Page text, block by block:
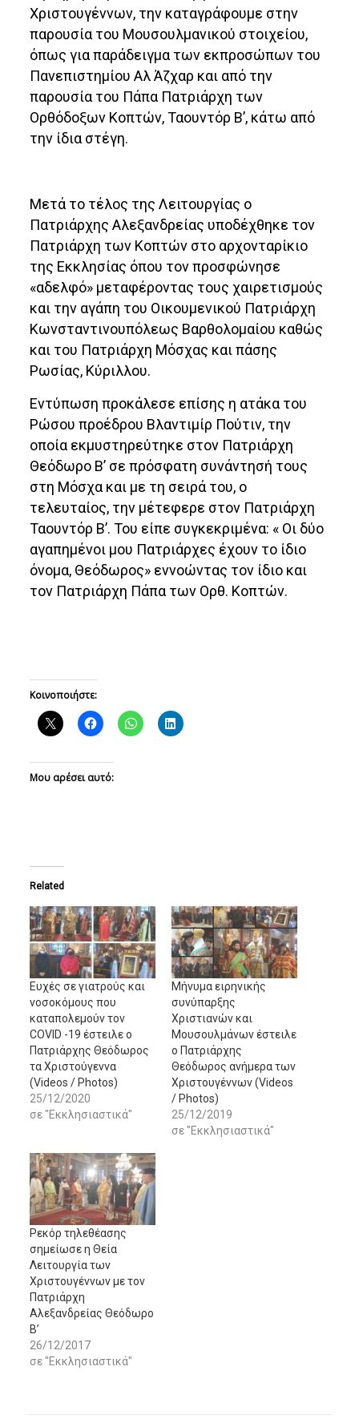
Χριστουγέννων, την καταγράφουμε στην
παρουσία του Μουσουλμανικού στοιχείου,
όπως για παράδειγμα των εκπροσώπων του
Πανεπιστημίου Αλ Άζχαρ και από την
παρουσία του Πάπα Πατριάρχη των
Ορθόδοξων Κοπτών, Ταουντόρ Β’, κάτω από
την ίδια στέγη.
Μετά το τέλος της Λειτουργίας ο
Πατριάρχης Αλεξανδρείας υποδέχθηκε τον
Πατριάρχη των Κοπτών στο αρχονταρίκιο
της Εκκλησίας όπου τον προσφώνησε
«αδελφό» μεταφέροντας τους χαιρετισμούς
και την αγάπη του Οικουμενικού Πατριάρχη
Κωνσταντινουπόλεως Βαρθολομαίου καθώς
και του Πατριάρχη Μόσχας και πάσης
Ρωσίας, Κύριλλου.
Εντύπωση προκάλεσε επίσης η ατάκα του
Ρώσου προέδρου Βλαντιμίρ Πούτιν, την
οποία εκμυστηρεύτηκε στον Πατριάρχη
Θεόδωρο Β’ σε πρόσφατη συνάντησή τους
στη Μόσχα και με τη σειρά του, ο
τελευταίος, την μέτεφερε στον Πατριάρχη
Ταουντόρ Β’. Του είπε συγκεκριμένα: « Οι δύο
αγαπημένοι μου Πατριάρχες έχουν το ίδιο
όνομα, Θεόδωρος» εννοώντας τον ίδιο και
τον Πατριάρχη Πάπα των Ορθ. Κοπτών.
Κοινοποιήστε:
Μου αρέσει αυτό:
Related
Eυχές σε γιατρούς και
νοσοκόμους που
καταπολεμούν τον
COVID -19 έστειλε ο
Πατριάρχης Θεόδωρος
τα Χριστούγεννα
(Videos / Photos)
25/12/2020
σε "Εκκλησιαστικά"
Μήνυμα ειρηνικής
συνύπαρξης
Χριστιανών και
Μουσουλμάνων έστειλε
ο Πατριάρχης
Θεόδωρος ανήμερα των
Χριστουγέννων (Videos
/ Photos)
25/12/2019
σε "Εκκλησιαστικά"
Ρεκόρ τηλεθέασης
σημείωσε η Θεία
Λειτουργία των
Χριστουγέννων με τον
Πατριάρχη
Αλεξανδρείας Θεόδωρο
Β’
26/12/2017
σε "Εκκλησιαστικά"